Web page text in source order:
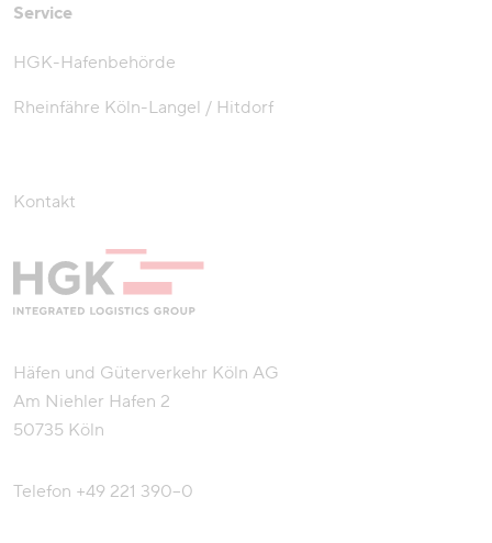
Service
HGK-Hafenbehörde
Rheinfähre Köln-Langel / Hitdorf
Kontakt
Häfen und Güterverkehr Köln AG
Am Niehler Hafen 2
50735 Köln
Telefon +49 221 390–0